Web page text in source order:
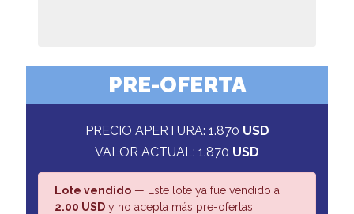
PRE-OFERTA
PRECIO APERTURA: 1.870 USD
VALOR ACTUAL: 1.870 USD
Lote vendido — Este lote ya fue vendido a
2.00 USD y no acepta más pre-ofertas.